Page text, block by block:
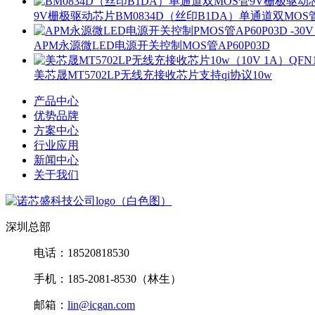
9V栅极驱动芯片BM0834D（丝印B1DA）单通道双MOS
APM永源微LED电源开关控制MOS管AP60P03D
美芯晟MT5702LP无线充接收芯片支持qi协议10w
产品中心
优势品牌
方案中心
行业应用
新闻中心
关于我们
深圳总部
电话：18520818530
手机：185-2081-8530（林生）
邮箱： lin@icgan.com